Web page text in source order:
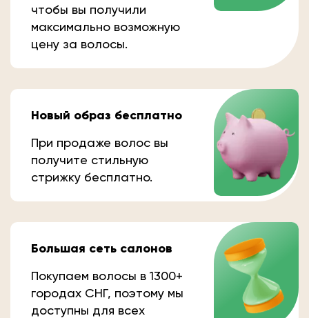
чтобы вы получили
максимально возможную
цену за волосы.
Новый образ бесплатно
При продаже волос вы
получите стильную
стрижку бесплатно.
Большая сеть салонов
Покупаем волосы в 1300+
городах СНГ, поэтому мы
доступны для всех